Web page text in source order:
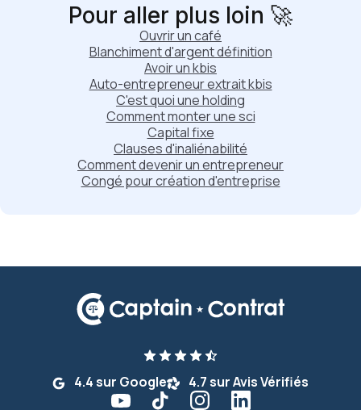
Pour aller plus loin 🚀
Ouvrir un café
Blanchiment d'argent définition
Avoir un kbis
Auto-entrepreneur extrait kbis
C'est quoi une holding
Comment monter une sci
Capital fixe
Clauses d'inaliénabilité
Comment devenir un entrepreneur
Congé pour création d'entreprise
4.4 sur Google 4.7 sur Avis Vérifiés